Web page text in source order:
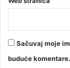
Sačuvaj moje
buduće komentare.